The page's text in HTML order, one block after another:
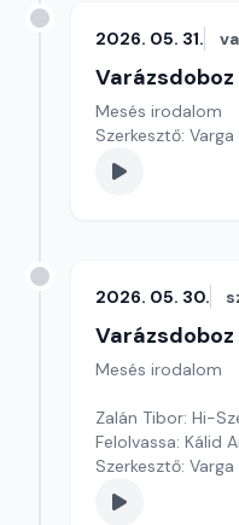
2026. 05. 31.
Varázsdoboz
Mesés irodalom
Szerkesztő:
2026. 05. 30.
Varázsdoboz
Mesés irodalom
Zalán Tibor: Hi-
Felolvassa: Kálid
Szerkesztő: